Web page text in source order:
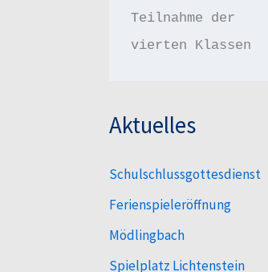
Teilnahme der
vierten Klassen
Aktuelles
Schulschlussgottesdienst
Ferienspieleröffnung
Mödlingbach
Spielplatz Lichtenstein